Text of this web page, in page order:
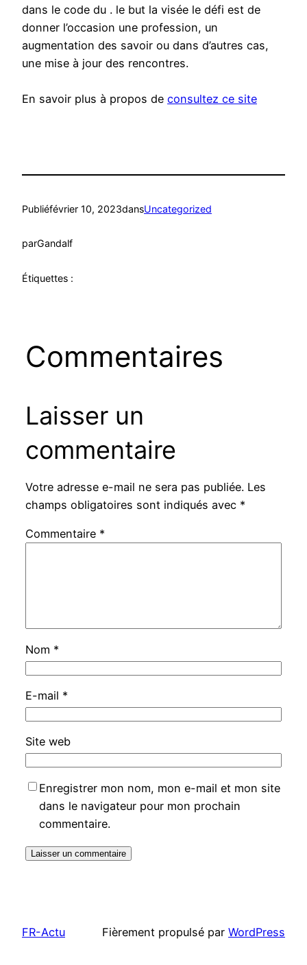
dans le code du . le but la visée le défi est de
donner l’occasion une profession, un
augmentation des savoir ou dans d’autres cas,
une mise à jour des rencontres.
En savoir plus à propos de consultez ce site
Publiéfévrier 10, 2023dansUncategorized
parGandalf
Étiquettes :
Commentaires
Laisser un
commentaire
Votre adresse e-mail ne sera pas publiée. Les
champs obligatoires sont indiqués avec *
Commentaire *
Nom *
E-mail *
Site web
Enregistrer mon nom, mon e-mail et mon site
dans le navigateur pour mon prochain
commentaire.
FR-Actu Fièrement propulsé par WordPress